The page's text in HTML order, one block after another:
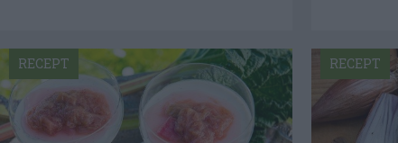
RECEPT RECEPT